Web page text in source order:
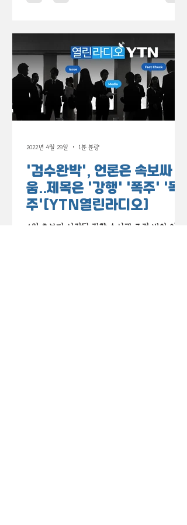
'검수완박', 언론은 속보싸
움..제목은 '강행' '폭주' '독
주'[YTN열린라디오]
4월 초부터 시작된 검찰 수사권 조정 법안 입법
2022년 4월 29일 1분 분량